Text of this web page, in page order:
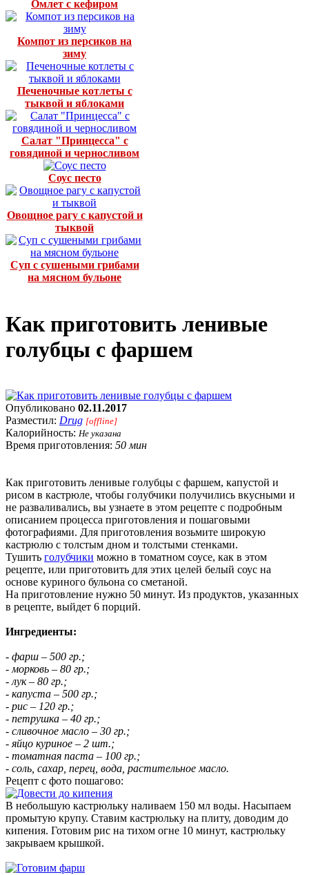
Омлет с кефиром
Компот из персиков на
зиму
Печеночные котлеты с
тыквой и яблоками
Салат "Принцесса" с
говядиной и черносливом
Соус песто
Овощное рагу с капустой и
тыквой
Суп с сушеными грибами
на мясном бульоне
Как приготовить ленивые
голубцы с фаршем
Опубликовано 02.11.2017
Разместил: Drug [offline]
Калорийность: Не указана
Время приготовления: 50 мин
Как приготовить ленивые голубцы с фаршем, капустой и
рисом в кастрюле, чтобы голубчики получились вкусными и
не разваливались, вы узнаете в этом рецепте с подробным
описанием процесса приготовления и пошаговыми
фотографиями. Для приготовления возьмите широкую
кастрюлю с толстым дном и толстыми стенками.
Тушить голубчики можно в томатном соусе, как в этом
рецепте, или приготовить для этих целей белый соус на
основе куриного бульона со сметаной.
На приготовление нужно 50 минут. Из продуктов, указанных
в рецепте, выйдет 6 порций.
Ингредиенты:
- фарш – 500 гр.;
- морковь – 80 гр.;
- лук – 80 гр.;
- капуста – 500 гр.;
- рис – 120 гр.;
- петрушка – 40 гр.;
- сливочное масло – 30 гр.;
- яйцо куриное – 2 шт.;
- томатная паста – 100 гр.;
- соль, сахар, перец, вода, растительное масло.
Рецепт с фото пошагово:
В небольшую кастрюльку наливаем 150 мл воды. Насыпаем
промытую крупу. Ставим кастрюльку на плиту, доводим до
кипения. Готовим рис на тихом огне 10 минут, кастрюльку
закрываем крышкой.